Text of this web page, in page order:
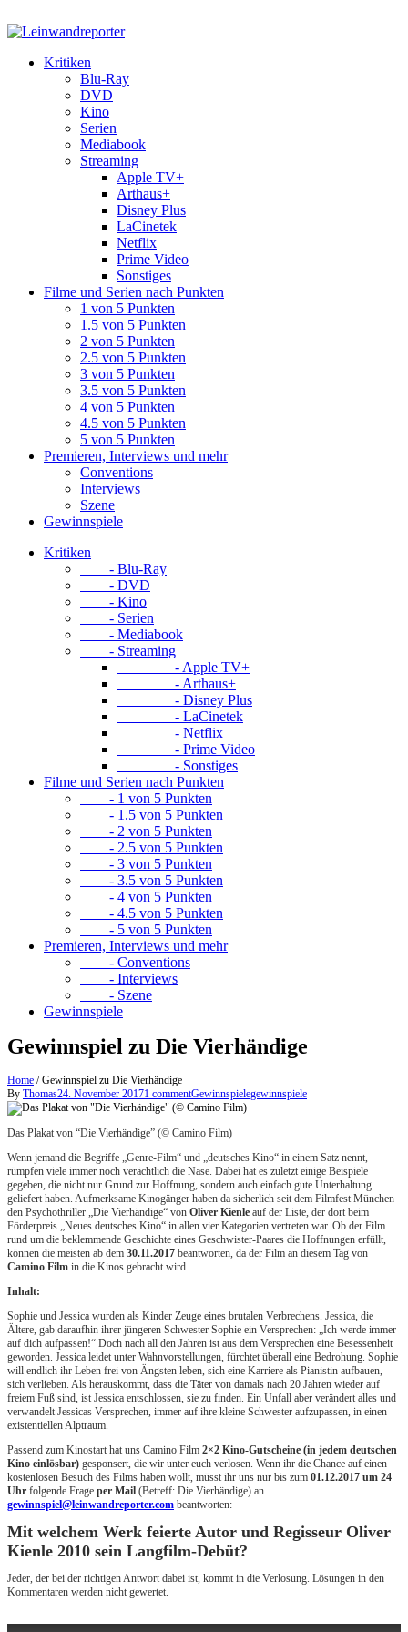
Kritiken
Blu-Ray
DVD
Kino
Serien
Mediabook
Streaming
Apple TV+
Arthaus+
Disney Plus
LaCinetek
Netflix
Prime Video
Sonstiges
Filme und Serien nach Punkten
1 von 5 Punkten
1.5 von 5 Punkten
2 von 5 Punkten
2.5 von 5 Punkten
3 von 5 Punkten
3.5 von 5 Punkten
4 von 5 Punkten
4.5 von 5 Punkten
5 von 5 Punkten
Premieren, Interviews und mehr
Conventions
Interviews
Szene
Gewinnspiele
Kritiken
- Blu-Ray
- DVD
- Kino
- Serien
- Mediabook
- Streaming
- Apple TV+
- Arthaus+
- Disney Plus
- LaCinetek
- Netflix
- Prime Video
- Sonstiges
Filme und Serien nach Punkten
- 1 von 5 Punkten
- 1.5 von 5 Punkten
- 2 von 5 Punkten
- 2.5 von 5 Punkten
- 3 von 5 Punkten
- 3.5 von 5 Punkten
- 4 von 5 Punkten
- 4.5 von 5 Punkten
- 5 von 5 Punkten
Premieren, Interviews und mehr
- Conventions
- Interviews
- Szene
Gewinnspiele
Gewinnspiel zu Die Vierhändige
Home /Gewinnspiel zu Die Vierhändige
By Thomas24. November 20171 commentGewinnspielegewinnspiele
Das Plakat von “Die Vierhändige” (© Camino Film)
Wenn jemand die Begriffe „Genre-Film“ und „deutsches Kino“ in einem Satz nennt,
rümpfen viele immer noch verächtlich die Nase. Dabei hat es zuletzt einige Beispiele
gegeben, die nicht nur Grund zur Hoffnung, sondern auch einfach gute Unterhaltung
geliefert haben. Aufmerksame Kinogänger haben da sicherlich seit dem Filmfest München
den Psychothriller „Die Vierhändige“ von Oliver Kienle auf der Liste, der dort beim
Förderpreis „Neues deutsches Kino“ in allen vier Kategorien vertreten war. Ob der Film
rund um die beklemmende Geschichte eines Geschwister-Paares die Hoffnungen erfüllt,
können die meisten ab dem 30.11.2017 beantworten, da der Film an diesem Tag von
Camino Film in die Kinos gebracht wird.
Inhalt:
Sophie und Jessica wurden als Kinder Zeuge eines brutalen Verbrechens. Jessica, die
Ältere, gab daraufhin ihrer jüngeren Schwester Sophie ein Versprechen: „Ich werde immer
auf dich aufpassen!“ Doch nach all den Jahren ist aus dem Versprechen eine Besessenheit
geworden. Jessica leidet unter Wahnvorstellungen, fürchtet überall eine Bedrohung. Sophie
will endlich ihr Leben frei von Ängsten leben, sich eine Karriere als Pianistin aufbauen,
sich verlieben. Als herauskommt, dass die Täter von damals nach 20 Jahren wieder auf
freiem Fuß sind, ist Jessica entschlossen, sie zu finden. Ein Unfall aber verändert alles und
verwandelt Jessicas Versprechen, immer auf ihre kleine Schwester aufzupassen, in einen
existentiellen Alptraum.
Passend zum Kinostart hat uns Camino Film 2×2 Kino-Gutscheine (in jedem deutschen
Kino einlösbar) gesponsert, die wir unter euch verlosen. Wenn ihr die Chance auf einen
kostenlosen Besuch des Films haben wollt, müsst ihr uns nur bis zum 01.12.2017 um 24
Uhr folgende Frage per Mail (Betreff: Die Vierhändige) an
gewinnspiel@leinwandreporter.com beantworten:
Mit welchem Werk feierte Autor und Regisseur Oliver
Kienle 2010 sein Langfilm-Debüt?
Jeder, der bei der richtigen Antwort dabei ist, kommt in die Verlosung. Lösungen in den
Kommentaren werden nicht gewertet.